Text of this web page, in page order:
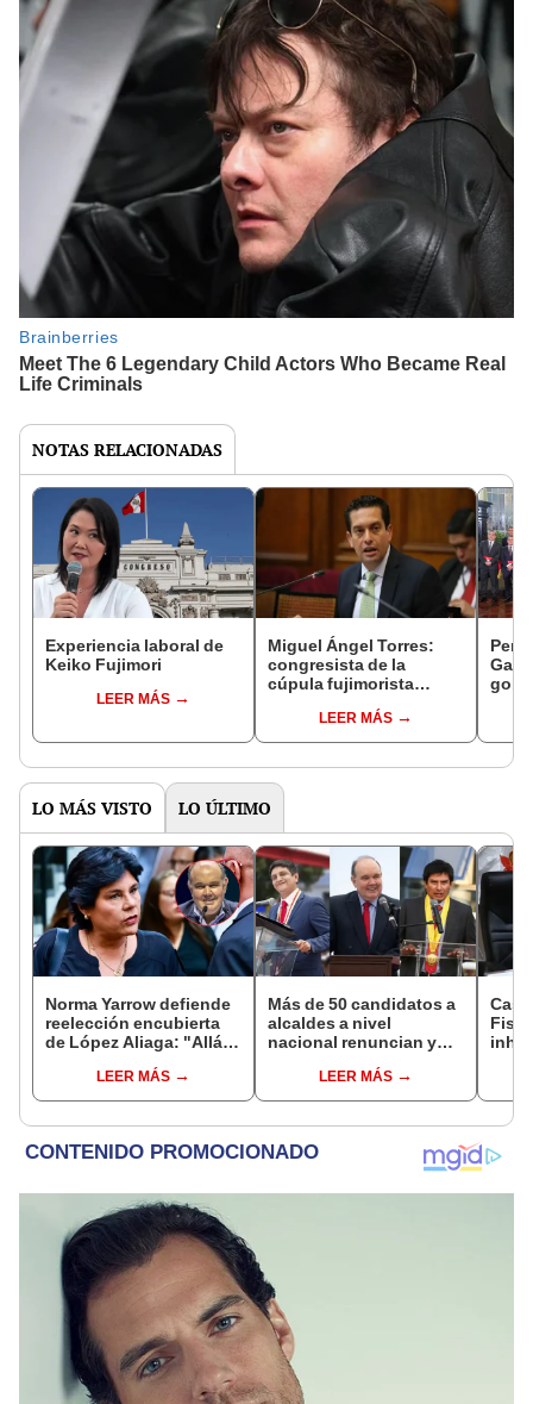
NOTAS RELACIONADAS
Experiencia laboral de
Keiko Fujimori
LEER MÁS
Miguel Ángel Torres:
congresista de la
cúpula fujimorista
del SenadoLEER MÁS
LO MÁS VISTO LO ÚLTIMO
Norma Yarrow defiende
reelección encubierta
de López Aliaga: "Allá el
sacar la vuelta"
LEER MÁS
Más de 50 candidatos a
alcaldes a nivel
nacional renuncian y
encubiertaLEER MÁS